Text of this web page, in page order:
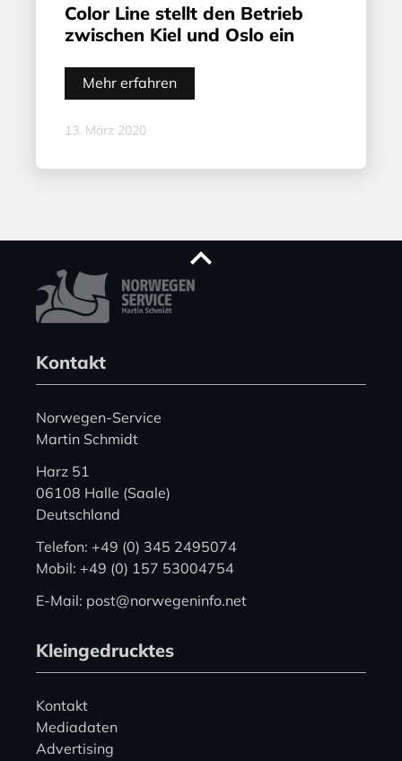
Color Line stellt den Betrieb
zwischen Kiel und Oslo ein
Mehr erfahren
13. März 2020
Kontakt
Norwegen-Service
Martin Schmidt
Harz 51
06108 Halle (Saale)
Deutschland
Telefon: +49 (0) 345 2495074
Mobil: +49 (0) 157 53004754
E-Mail: post@norwegeninfo.net
Kleingedrucktes
Kontakt
Mediadaten
Advertising